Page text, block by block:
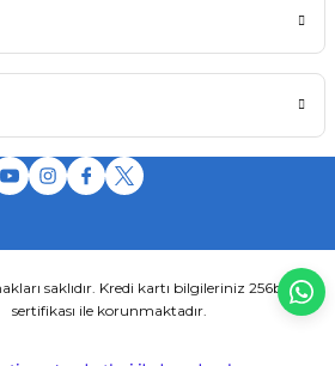
saklıdır. Kredi kartı bilgileriniz 256bit SSL
sertifikası ile korunmaktadır.